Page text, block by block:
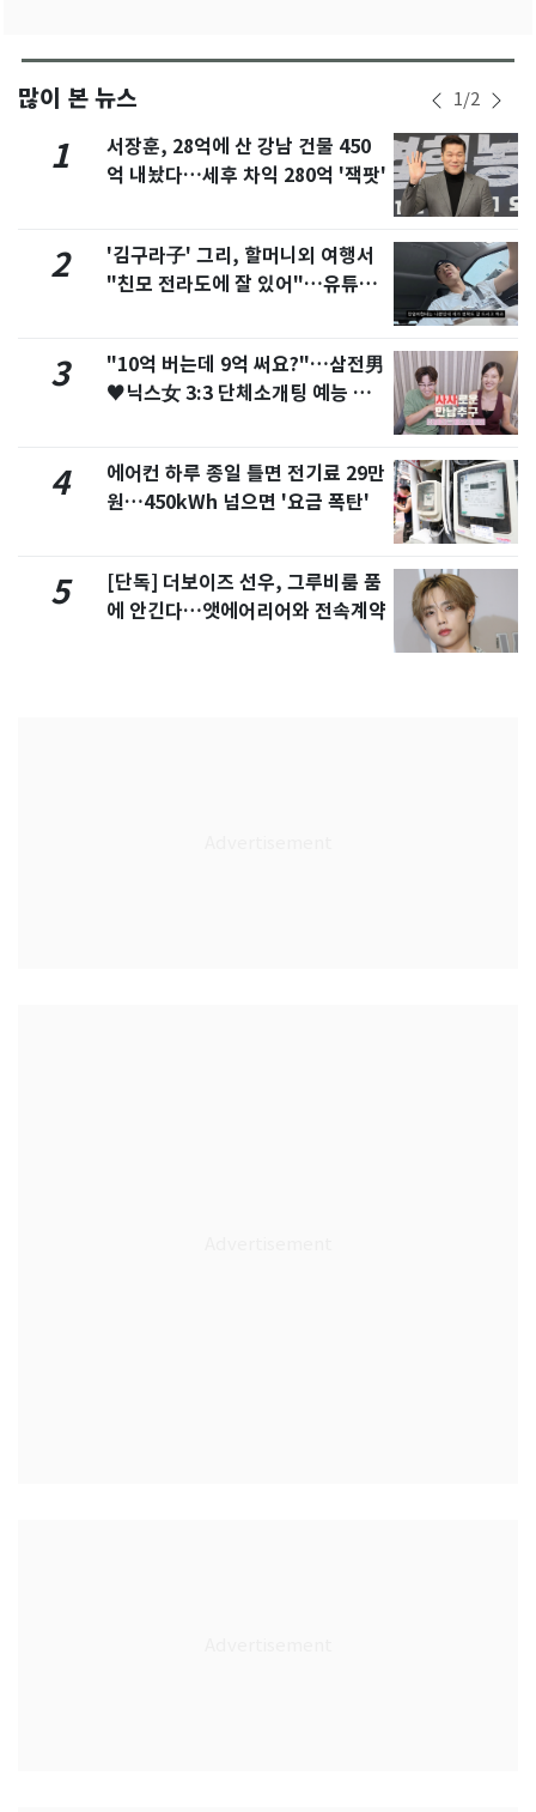
많이 본 뉴스 1/2
1
서장훈, 28억에 산 강남 건물 450
억 내놨다…세후 차익 280억 '잭팟'
2
'김구라子' 그리, 할머니외 여행서
"친모 전라도에 잘 있어"…유튜브
3
"10억 버는데 9억 써요?"…삼전男
♥닉스女 3:3 단체소개팅 예능 화
4
에어컨 하루 종일 틀면 전기료 29만
원…450kWh 넘으면 '요금 폭탄'
5
[단독] 더보이즈 선우, 그루비룸 품
에 안긴다…앳에어리어와 전속계약